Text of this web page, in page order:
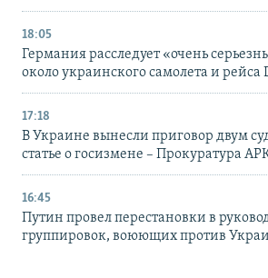
18:05
Германия расследует «очень
около украинского самолета и рейса
17:18
В Украине вынесли приговор двум
статье о госизмене – Прокуратура
16:45
Путин провел перестановки в
группировок, воюющих против